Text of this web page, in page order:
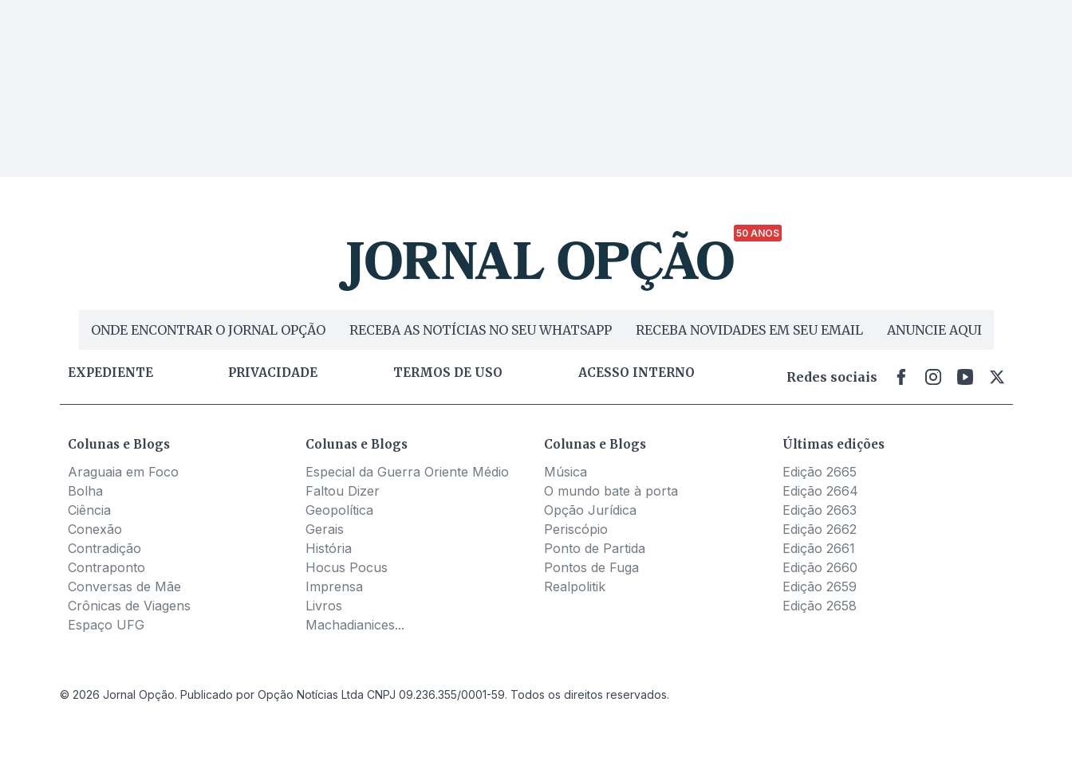
50 ANOS
ONDE ENCONTRAR O JORNAL OPÇÃO RECEBA AS NOTÍCIAS NO SEU WHATSAPP RECEBA NOVIDADES EM SEU EMAIL ANUNCIE AQUI
EXPEDIENTE PRIVACIDADE TERMOS DE USO ACESSO INTERNO Redes sociais
Colunas e Blogs
Araguaia em Foco
Bolha
Ciência
Conexão
Contradição
Contraponto
Conversas de Mãe
Crônicas de Viagens
Espaço UFG
Colunas e Blogs
Especial da Guerra Oriente Médio
Faltou Dizer
Geopolítica
Gerais
História
Hocus Pocus
Imprensa
Livros
Machadianices...
Colunas e Blogs
Música
O mundo bate à porta
Opção Jurídica
Periscópio
Ponto de Partida
Pontos de Fuga
Realpolitik
Últimas edições
Edição 2665
Edição 2664
Edição 2663
Edição 2662
Edição 2661
Edição 2660
Edição 2659
Edição 2658
© 2026 Jornal Opção. Publicado por Opção Notícias Ltda CNPJ 09.236.355/0001-59. Todos os direitos reservados.